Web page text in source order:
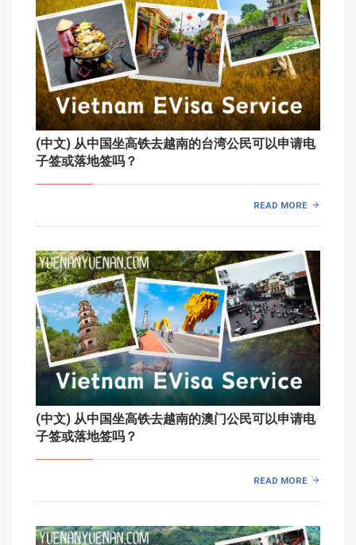
(中文) 从中国坐高铁去越南的台湾公民可以申请电
子签或落地签吗？
READ MORE
(中文) 从中国坐高铁去越南的澳门公民可以申请电
子签或落地签吗？
READ MORE